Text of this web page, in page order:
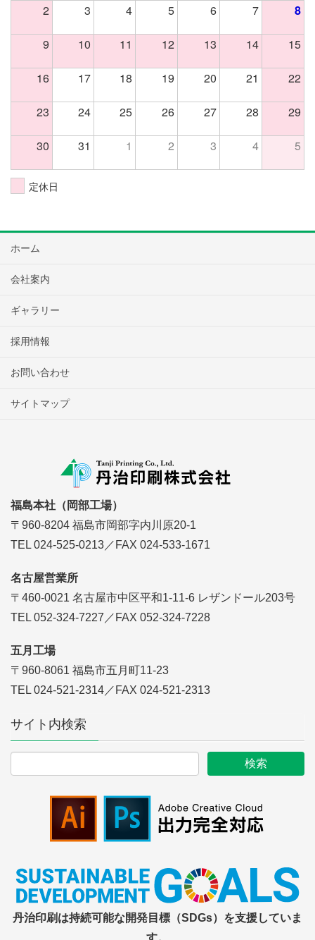
2 3 4 5 6 7 8
9 10 11 12 13 14 15
16 17 18 19 20 21 22
23 24 25 26 27 28 29
30 31 1 2 3 4 5
定休日
ホーム
会社案内
ギャラリー
採用情報
お問い合わせ
サイトマップ
福島本社（岡部工場）
〒960-8204 福島市岡部字内川原20-1
TEL 024-525-0213／FAX 024-533-1671
名古屋営業所
〒460-0021 名古屋市中区平和1-11-6 レザンドール203号
TEL 052-324-7227／FAX 052-324-7228
五月工場
〒960-8061 福島市五月町11-23
TEL 024-521-2314／FAX 024-521-2313
サイト内検索
丹治印刷は持続可能な開発目標（SDGs）を支援していま
す。